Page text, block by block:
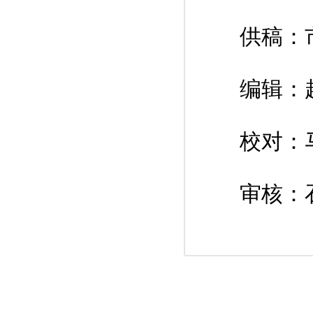
供稿：
编辑：
校对：
审核：